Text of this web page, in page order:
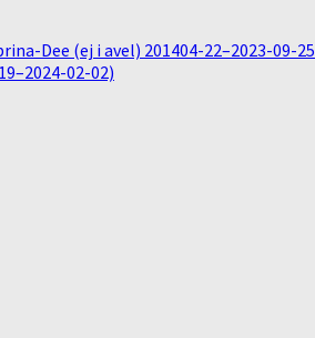
Dee (ej i avel) 201404-22–2023-09-25
02-02)